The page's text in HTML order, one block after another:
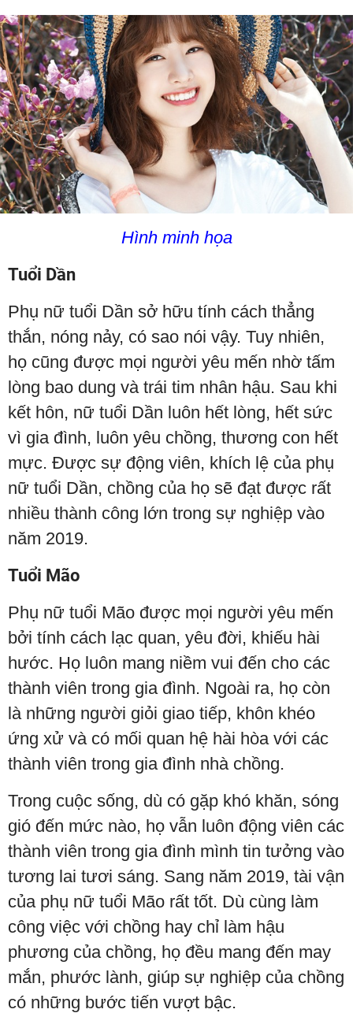
Hình minh họa
Tuổi Dần
Phụ nữ tuổi Dần sở hữu tính cách thẳng
thắn, nóng nảy, có sao nói vậy. Tuy nhiên,
họ cũng được mọi người yêu mến nhờ tấm
lòng bao dung và trái tim nhân hậu. Sau khi
kết hôn, nữ tuổi Dần luôn hết lòng, hết sức
vì gia đình, luôn yêu chồng, thương con hết
mực. Được sự động viên, khích lệ của phụ
nữ tuổi Dần, chồng của họ sẽ đạt được rất
nhiều thành công lớn trong sự nghiệp vào
năm 2019.
Tuổi Mão
Phụ nữ tuổi Mão được mọi người yêu mến
bởi tính cách lạc quan, yêu đời, khiếu hài
hước. Họ luôn mang niềm vui đến cho các
thành viên trong gia đình. Ngoài ra, họ còn
là những người giỏi giao tiếp, khôn khéo
ứng xử và có mối quan hệ hài hòa với các
thành viên trong gia đình nhà chồng.
Trong cuộc sống, dù có gặp khó khăn, sóng
gió đến mức nào, họ vẫn luôn động viên các
thành viên trong gia đình mình tin tưởng vào
tương lai tươi sáng. Sang năm 2019, tài vận
của phụ nữ tuổi Mão rất tốt. Dù cùng làm
công việc với chồng hay chỉ làm hậu
phương của chồng, họ đều mang đến may
mắn, phước lành, giúp sự nghiệp của chồng
có những bước tiến vượt bậc.